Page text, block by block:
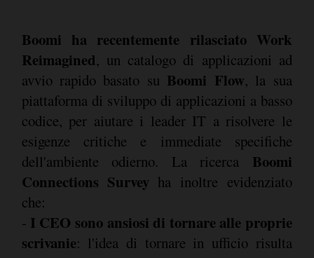
Boomi ha recentemente rilasciato Work
Reimagined, un catalogo di applicazioni ad
avvio rapido basato su Boomi Flow, la sua
piattaforma di sviluppo di applicazioni a basso
codice, per aiutare i leader IT a risolvere le
esigenze critiche e immediate specifiche
dell'ambiente odierno. La ricerca Boomi
Connections Surveyha inoltre evidenziato
che:
- I CEO sono ansiosi di tornare alle proprie
scrivanie: l'idea di tornare in ufficio risulta